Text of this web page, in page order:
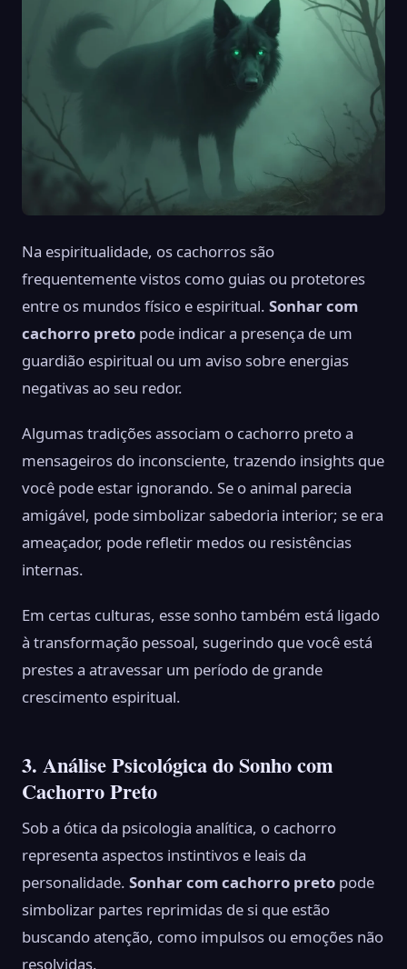
Na espiritualidade, os cachorros são
frequentemente vistos como guias ou protetores
entre os mundos físico e espiritual. Sonhar com
cachorro preto pode indicar a presença de um
guardião espiritual ou um aviso sobre energias
negativas ao seu redor.
Algumas tradições associam o cachorro preto a
mensageiros do inconsciente, trazendo insights que
você pode estar ignorando. Se o animal parecia
amigável, pode simbolizar sabedoria interior; se era
ameaçador, pode refletir medos ou resistências
internas.
Em certas culturas, esse sonho também está ligado
à transformação pessoal, sugerindo que você está
prestes a atravessar um período de grande
crescimento espiritual.
3. Análise Psicológica do Sonho com
Cachorro Preto
Sob a ótica da psicologia analítica, o cachorro
representa aspectos instintivos e leais da
personalidade. Sonhar com cachorro preto pode
simbolizar partes reprimidas de si que estão
buscando atenção, como impulsos ou emoções não
resolvidas.